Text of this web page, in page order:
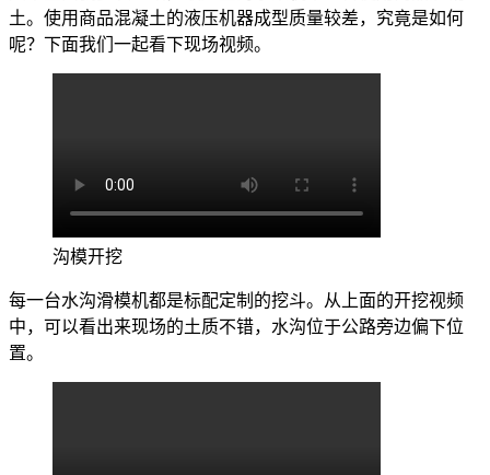
土。使用商品混凝土的液压机器成型质量较差，究竟是如何
呢？下面我们一起看下现场视频。
沟模开挖
每一台水沟滑模机都是标配定制的挖斗。从上面的开挖视频
中，可以看出来现场的土质不错，水沟位于公路旁边偏下位
置。